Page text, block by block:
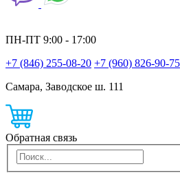
ПН-ПТ 9:00 - 17:00
+7 (846) 255-08-20 +7 (960) 826-90-75
Самара, Заводское ш. 111
Обратная связь